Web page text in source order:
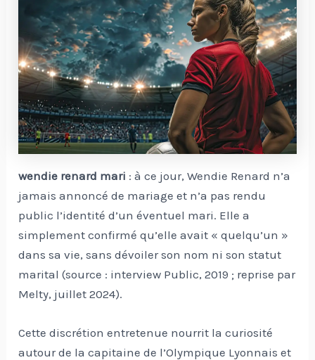
wendie renard mari : à ce jour, Wendie Renard n’a
jamais annoncé de mariage et n’a pas rendu
public l’identité d’un éventuel mari. Elle a
simplement confirmé qu’elle avait « quelqu’un »
dans sa vie, sans dévoiler son nom ni son statut
marital (source : interview Public, 2019 ; reprise par
Melty, juillet 2024).
Cette discrétion entretenue nourrit la curiosité
autour de la capitaine de l’Olympique Lyonnais et